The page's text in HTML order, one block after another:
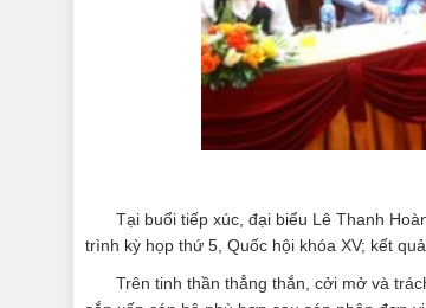
Tại buổi tiếp xúc, đại biểu Lê Thanh
trình kỳ họp thứ 5, Quốc hội khóa XV; kết
Trên tinh thần thẳng thắn, cởi mở và